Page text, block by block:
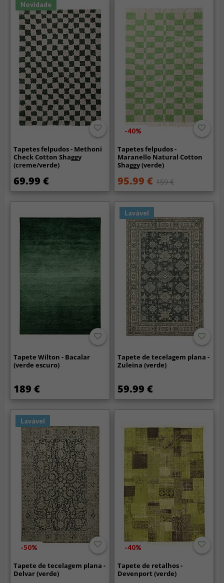
Novidade
Tapetes felpudos - Methoni
Check Cotton Shaggy
(creme/verde)
69.99 €
-40%
Tapetes felpudos -
Maranello Natural Cotton
Shaggy (verde)
95.99 € 159 €
Tapete Wilton - Bacalar
(verde escuro)
189 €
Lavável
Tapete de tecelagem plana -
Zuleina (verde)
59.99 €
Lavável
-50%
Tapete de tecelagem plana -
Delvar (verde)
-40%
Tapete de retalhos -
Devenport (verde)